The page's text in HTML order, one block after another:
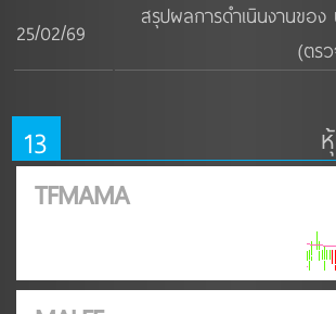
25/02/69
สรุปผลการดำเนินงานของ
(ตร
13
TFMAMA